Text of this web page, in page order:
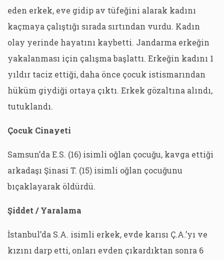
eden erkek, eve gidip av tüfeğini alarak kadını
kaçmaya çalıştığı sırada sırtından vurdu. Kadın
olay yerinde hayatını kaybetti. Jandarma erkeğin
yakalanması için çalışma başlattı. Erkeğin kadını 1
yıldır taciz ettiği, daha önce çocuk istismarından
hüküm giydiği ortaya çıktı. Erkek gözaltına alındı,
tutuklandı.
Çocuk Cinayeti
Samsun’da E.S. (16) isimli oğlan çocuğu, kavga ettiği
arkadaşı Şinasi T. (15) isimli oğlan çocuğunu
bıçaklayarak öldürdü.
Şiddet / Yaralama
İstanbul’da S.A. isimli erkek, evde karısı Ç.A.’yı ve
kızını darp etti, onları evden çıkardıktan sonra 6